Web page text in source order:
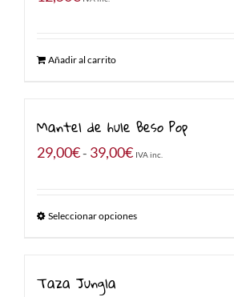
Añadir al carrito
Mantel de hule Beso Pop
29,00€- 39,00€Rango
desde
IVA inc.
Seleccionar opciones
Taza Jungla